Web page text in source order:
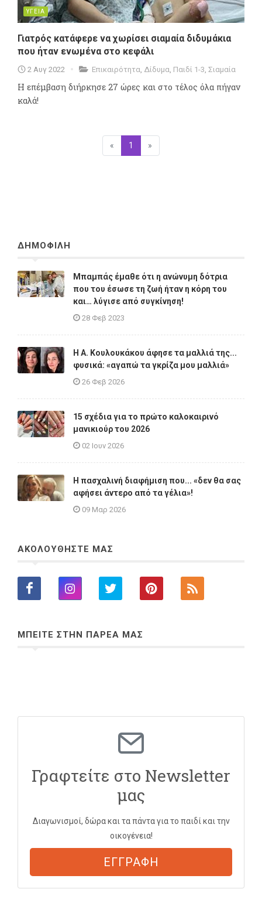
ΥΓΕΙΑ
Γιατρός κατάφερε να χωρίσει σιαμαία διδυμάκια
που ήταν ενωμένα στο κεφάλι
2 Αυγ 2022 Επικαιρότητα Δίδυμα Παιδί 1-3 Σιαμαία
Η επέμβαση διήρκησε 27 ώρες και στο τέλος όλα πήγαν
καλά!
« Προηγούμενη
1 (επιλεγμένη)
»
ΔΗΜΟΦΙΛΗ
Μπαμπάς έμαθε ότι η ανώνυμη δότρια
που του έσωσε τη ζωή ήταν η κόρη του
και… λύγισε από συγκίνηση!
28 Φεβ 2023
Η A. Κουλουκάκου άφησε τα μαλλιά της...
φυσικά: «αγαπώ τα γκρίζα μου μαλλιά»
26 Φεβ 2026
15 σχέδια για το πρώτο καλοκαιρινό
μανικιούρ του 2026
02 Ιουν 2026
Η πασχαλινή διαφήμιση που... «δεν θα σας
αφήσει άντερο από τα γέλια»!
09 Μαρ 2026
ΑΚΟΛΟΥΘΗΣΤΕ ΜΑΣ
ΜΠΕΙΤΕ ΣΤΗΝ ΠΑΡΕΑ ΜΑΣ
Γραφτείτε στο Newsletter
μας
Διαγωνισμοί, δώρα και τα πάντα για το παιδί και την
οικογένεια!
ΕΓΓΡΑΦΗ